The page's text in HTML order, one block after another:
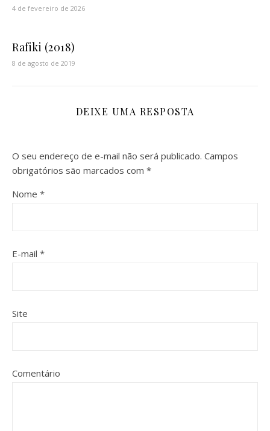
4 de fevereiro de 2026
Rafiki (2018)
8 de agosto de 2019
DEIXE UMA RESPOSTA
O seu endereço de e-mail não será publicado. Campos
obrigatórios são marcados com *
Nome *
E-mail *
Site
Comentário